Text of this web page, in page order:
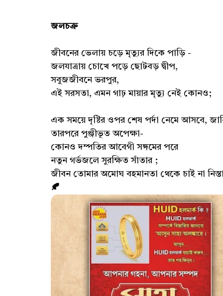
জলচক্র
জীবনের ভেলায় চড়ে মৃত্যুর দিকে পাড়ি -
জলযাত্রায় চোখে পড়ে ছোটবড় দ্বীপ,
সবুজজীবনে ভরপুর,
এই সরসতা, এমন গাঢ় মায়ার মৃত্যু নেই কোনও;
এক সময়ে দৃষ্টির ওপর শেষ পর্দা নেমে আসবে,
তারপরে পুঞ্জীভূত অপেক্ষা-
কোনও দম্পতির আবেগী সঙ্গমের পরে
নতুন গর্ভজলে সুরক্ষিত সাঁতার ;
জীবন তোমার অমোঘ বহমানতা থেকে চাই না
🍂